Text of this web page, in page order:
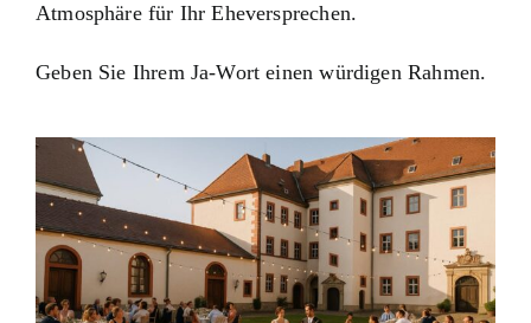
Atmosphäre für Ihr Eheversprechen.
Geben Sie Ihrem Ja-Wort einen würdigen Rahmen.